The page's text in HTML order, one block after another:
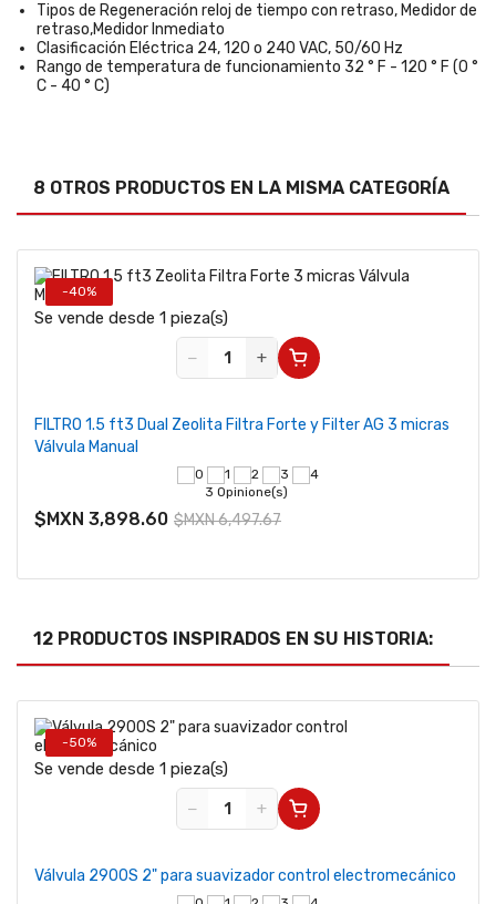
Tipos de Regeneración reloj de tiempo con retraso, Medidor de
retraso,Medidor Inmediato
Clasificación Eléctrica 24, 120 o 240 VAC, 50/60 Hz
Rango de temperatura de funcionamiento 32 ° F - 120 ° F (0 °
C - 40 ° C)
8 OTROS PRODUCTOS EN LA MISMA CATEGORÍA
-40%
Se vende desde 1 pieza(s)
−
+
FILTRO 1.5 ft3 Dual Zeolita Filtra Forte y Filter AG 3 micras
Válvula Manual
3 Opinione(s)
$MXN 3,898.60 $MXN 6,497.67
12 PRODUCTOS INSPIRADOS EN SU HISTORIA:
-50%
Se vende desde 1 pieza(s)
−
+
Válvula 2900S 2" para suavizador control electromecánico